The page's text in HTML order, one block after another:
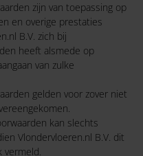
zijn van toepassing op
en overige prestaties
B.V. zich bij
heeft alsmede op
van zulke
gelden voor zover niet
kan slechts
Vlondervloeren.nl B.V. dit
vermeld.